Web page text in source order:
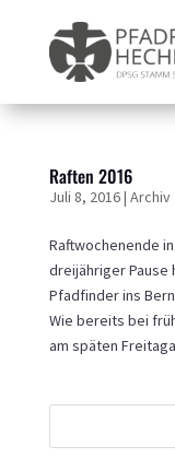
Raften 2016
Juli 8, 2016| Archiv
Raftwochenende
dreijähriger Pause
Pfadfinder ins
Wie bereits bei
am späten